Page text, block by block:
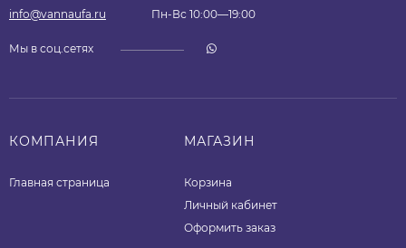
info@vannaufa.ru Пн-Вс 10:00—19:00
Мы в соц.сетях
КОМПАНИЯ
Главная страница
МАГАЗИН
Корзина
Личный кабинет
Оформить заказ